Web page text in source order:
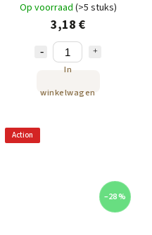
Op voorraad (>5 stuks)
3,18 €
In
winkelwagen
Action
–28 %